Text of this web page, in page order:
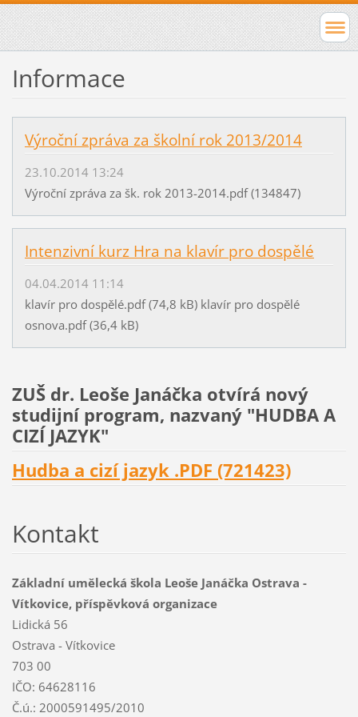
Informace
Výroční zpráva za školní rok 2013/2014
23.10.2014 13:24
Výroční zpráva za šk. rok 2013-2014.pdf (134847)
Intenzivní kurz Hra na klavír pro dospělé
04.04.2014 11:14
klavír pro dospělé.pdf (74,8 kB) klavír pro dospělé
osnova.pdf (36,4 kB)
ZUŠ dr. Leoše Janáčka otvírá nový
studijní program, nazvaný "HUDBA A
CIZÍ JAZYK"
Hudba a cizí jazyk .PDF (721423)
Kontakt
Základní umělecká škola Leoše Janáčka Ostrava -
Vítkovice, příspěvková organizace
Lidická 56
Ostrava - Vítkovice
703 00
IČO: 64628116
Č.ú.: 2000591495/2010